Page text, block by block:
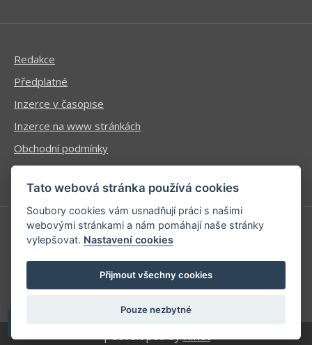
Redakce
Předplatné
Inzerce v časopise
Inzerce na www stránkách
Obchodní podmínky
Ochrana osobních údajů
Příhlášení | Registrace
Kontaktní informace
Mapa stránek
| developed byKinet
Tato webová stránka používá cookies
Soubory cookies vám usnadňují práci s našimi
webovými stránkami a nám pomáhají naše stránky
vylepšovat. Nastavení cookies
Přijmout všechny cookies
Pouze nezbytné